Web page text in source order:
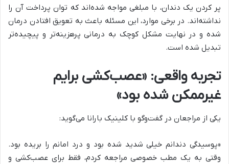
پر کردن یک دندان، با مبلغی مواجه شده‌اند که توان پرداخت آن را
نداشته‌اند. در برخی موارد، این مسئله باعث به تعویق افتادن درمان
شده و در نهایت مشکل کوچک به درمانی پرهزینه‌تر و پیچیده‌تر
تبدیل شده است.
تجربه واقعی: «عصب‌کشی برایم
غیرممکن شده بود»
یکی از مراجعان در گفت‌و‌گو با کلینیک بارانا می‌گوید:
«پوسیدگی دندانم خیلی شدید شده بود و درد امانم را بریده بود.
وقتی به یک مطب خصوصی مراجعه کردم، فقط برای عصب‌کشی و